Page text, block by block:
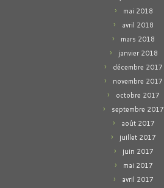
mai 2018
avril 2018
mars 2018
janvier 2018
décembre 2017
novembre 2017
octobre 2017
septembre 2017
août 2017
juillet 2017
juin 2017
mai 2017
avril 2017